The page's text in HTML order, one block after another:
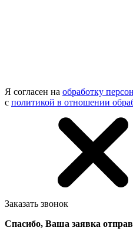
Я согласен на обработку
с политикой в отношении
Заказать звонок
Спасибо, Ваша заявка